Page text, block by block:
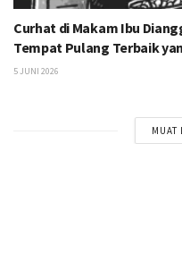
Curhat di Makam Ibu
Tempat Pulang Terbaik
5 JUNI 2026
MUAT